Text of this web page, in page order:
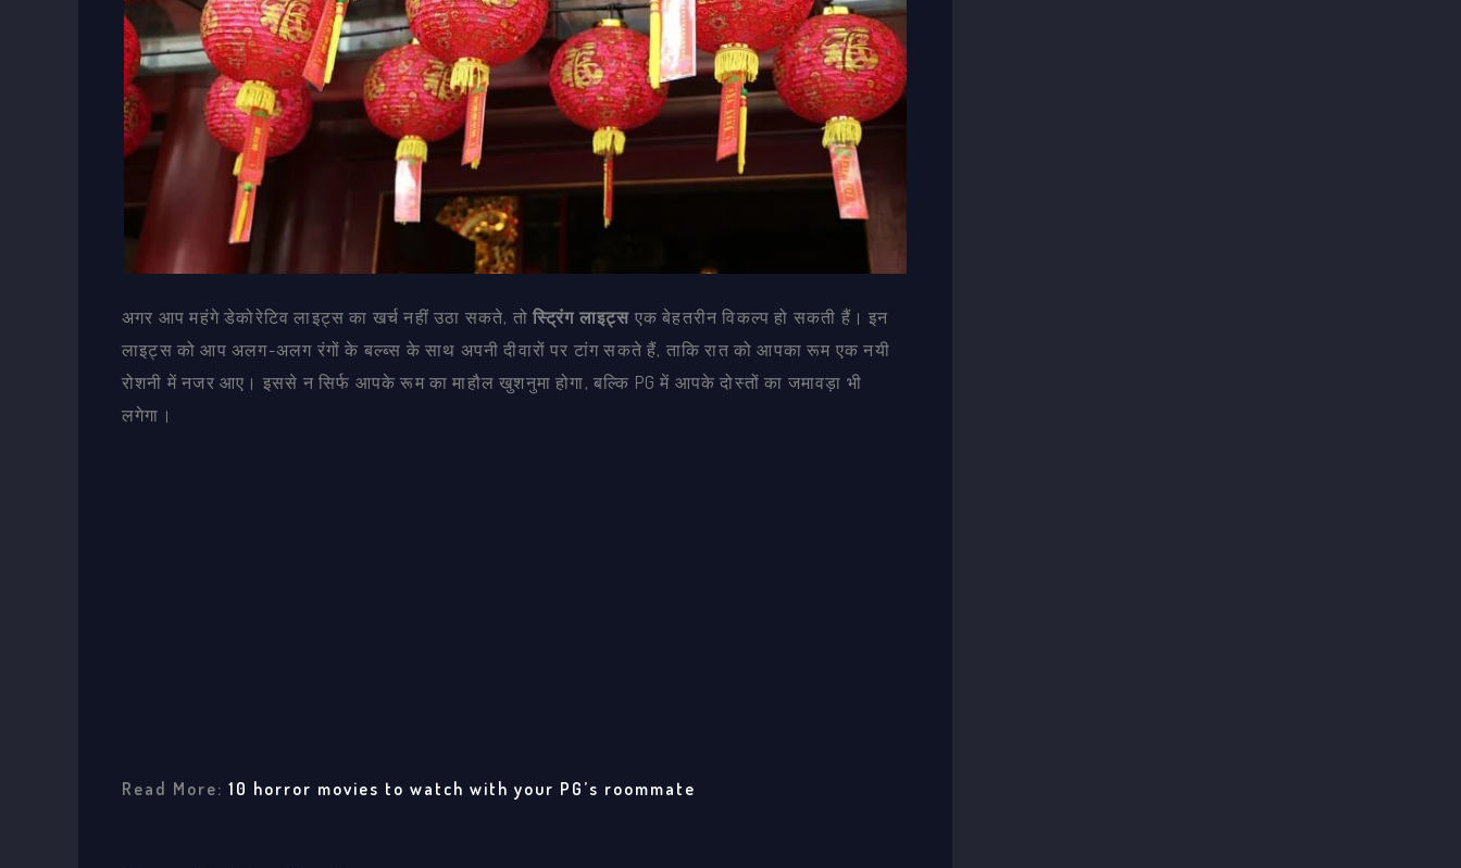
अगर आप महंगे डेकोरेटिव लाइट्स का खर्च नहीं उठा सकते, तोस्ट्रिंग लाइट्स एक बेहतरीन विकल्प हो सकती हैं। इन
लाइट्स को आप अलग-अलग रंगों के बल्ब्स के साथ अपनी दीवारों पर टांग सकते हैं, ताकि रात को आपका रूम एक नयी
रोशनी में नजर आए। इससे न सिर्फ आपके रूम का माहौल खुशनुमा होगा, बल्कि PG में आपके दोस्तों का जमावड़ा भी
लगेगा।
Read More: 10 horror movies to watch with your PG’s roommate